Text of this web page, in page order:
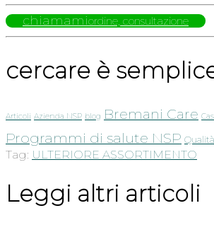
chiamamiordine, consultazione
cercare è
Articoli Azienda NSP blog Bremani Care
Programmi di salute NSP Qualità
Tag: ULTERIORE ASSORTIMENTO
Leggi altri articoli